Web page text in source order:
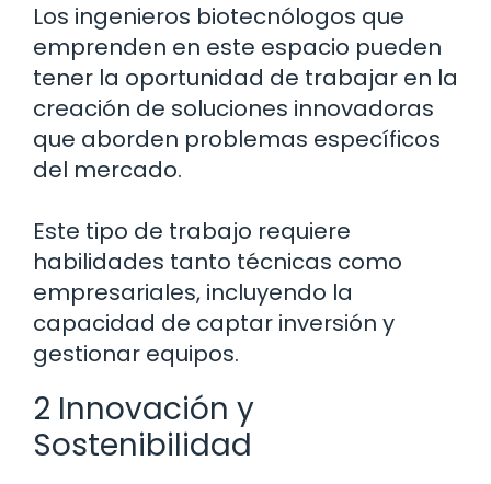
Los ingenieros biotecnólogos que
emprenden en este espacio pueden
tener la oportunidad de trabajar en la
creación de soluciones innovadoras
que aborden problemas específicos
del mercado.
Este tipo de trabajo requiere
habilidades tanto técnicas como
empresariales, incluyendo la
capacidad de captar inversión y
gestionar equipos.
2 Innovación y
Sostenibilidad